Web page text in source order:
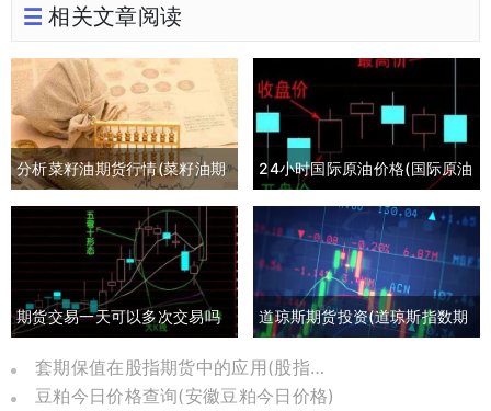
相关文章阅读
分析菜籽油期货行情(菜籽油期
货最新行情分析)
24小时国际原油价格(国际原油
期货24小时实时行情)
期货交易一天可以多次交易吗
(期货一天多次交易手续费多少)
道琼斯期货投资(道琼斯指数期
货实时行情)
套期保值在股指期货中的应用(股指期货套期保值是什么)
豆粕今日价格查询(安徽豆粕今日价格)